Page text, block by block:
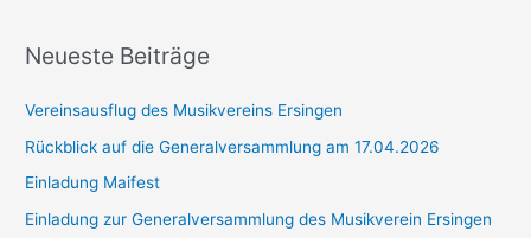
Neueste Beiträge
Vereinsausflug des Musikvereins Ersingen
Rückblick auf die Generalversammlung am 17.04.2026
Einladung Maifest
Einladung zur Generalversammlung des Musikverein Ersingen